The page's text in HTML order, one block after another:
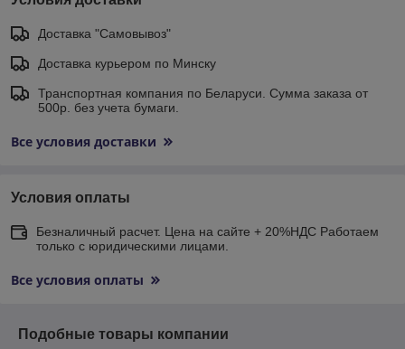
Доставка "Самовывоз"
Доставка курьером по Минску
Транспортная компания по Беларуси. Сумма заказа от
500р. без учета бумаги.
Все условия доставки
Условия оплаты
Безналичный расчет. Цена на сайте + 20%НДС Работаем
только с юридическими лицами.
Все условия оплаты
Подобные товары компании